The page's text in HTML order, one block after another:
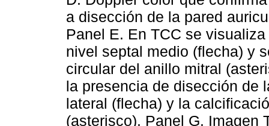
a disección de la pared
Panel E. En TCC se
nivel septal medio (flecha) y
circular del anillo mitral
la presencia de disección de
lateral (flecha) y la
(asterisco). Panel G. Imagen